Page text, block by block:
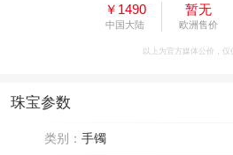
￥1490
中国大陆
暂无
欧洲售价
以上为官方媒体公价，仅
珠宝参数
类别： 手镯